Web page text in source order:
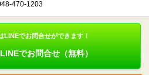
470-1203
LINEでお問合せができます！
でお問合せ（無料）